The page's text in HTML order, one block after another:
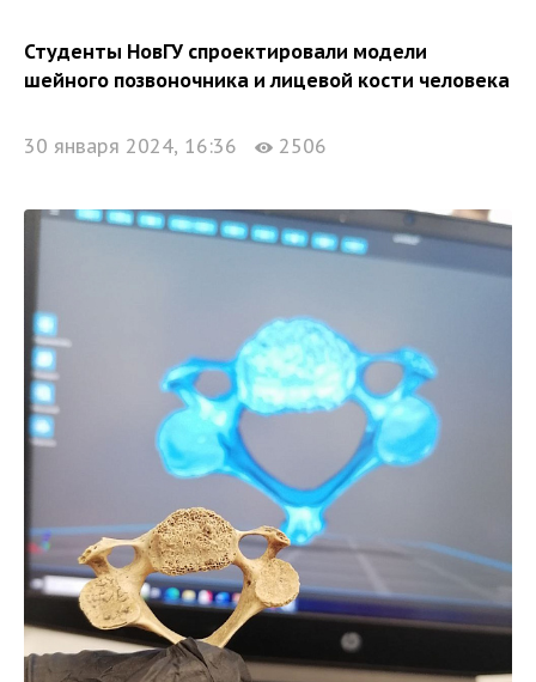
Студенты НовГУ спроектировали модели
шейного позвоночника и лицевой кости человека
30 января 2024, 16:36 2506